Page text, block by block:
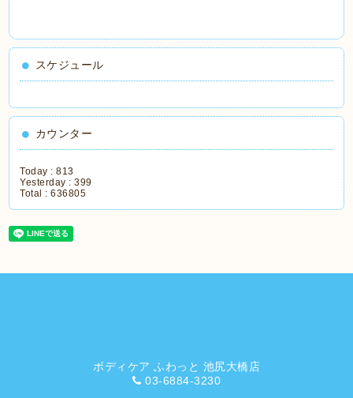
スケジュール
カウンター
Today :813
Yesterday :399
Total :636805
ボディケア ふわっと 池尻大橋店
03-6884-3230